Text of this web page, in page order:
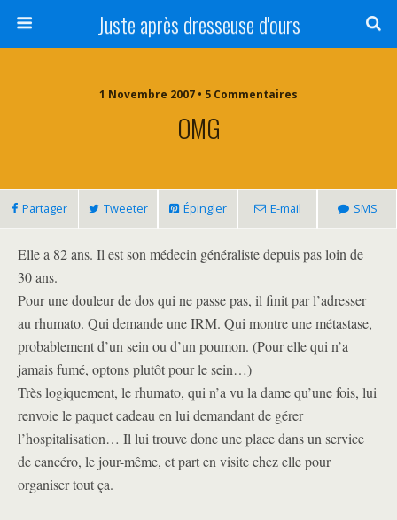
Juste après dresseuse d'ours
1 Novembre 2007 • 5 Commentaires
OMG
Partager Tweeter Épingler E-mail SMS
Elle a 82 ans. Il est son médecin généraliste depuis pas loin de
30 ans.
Pour une douleur de dos qui ne passe pas, il finit par l’adresser
au rhumato. Qui demande une IRM. Qui montre une métastase,
probablement d’un sein ou d’un poumon. (Pour elle qui n’a
jamais fumé, optons plutôt pour le sein…)
Très logiquement, le rhumato, qui n’a vu la dame qu’une fois, lui
renvoie le paquet cadeau en lui demandant de gérer
l’hospitalisation… Il lui trouve donc une place dans un service
de cancéro, le jour-même, et part en visite chez elle pour
organiser tout ça.